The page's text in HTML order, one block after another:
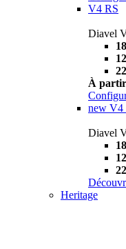
V4 RS
Diavel
À partir
new V4
Diavel
Heritage